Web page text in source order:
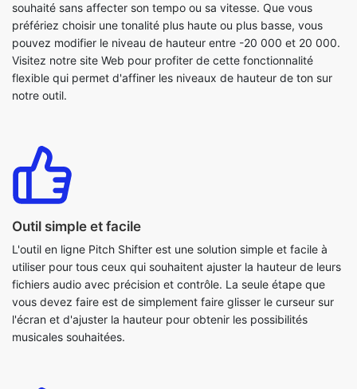
flexible qui permet d'affiner les niveaux de hauteur de ton sur
notre outil.
Outil simple et facile
L'outil en ligne Pitch Shifter est une solution simple et facile à
utiliser pour tous ceux qui souhaitent ajuster la hauteur de leurs
vous devez faire est de simplement faire glisser le curseur sur
l'écran et d'ajuster la hauteur pour obtenir les possibilités
musicales souhaitées.